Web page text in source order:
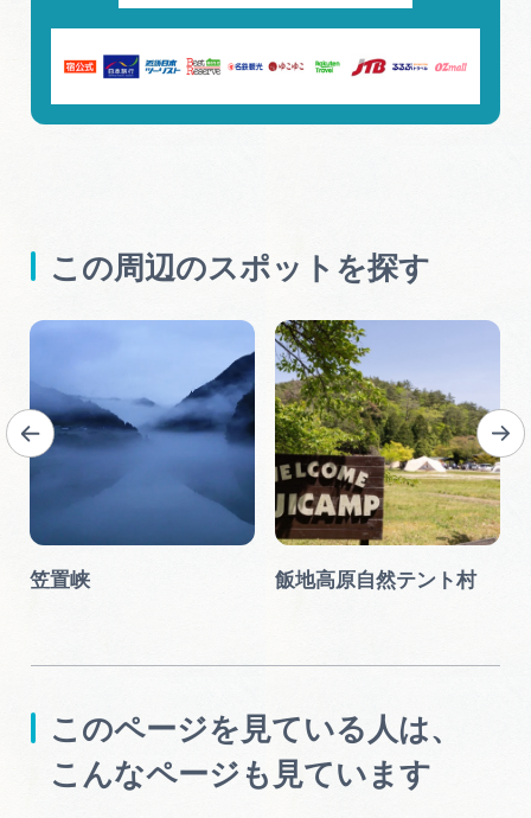
この周辺のスポットを探す
笠置峡 飯地高原自然テント村
このページを見ている人は、
こんなページも見ています